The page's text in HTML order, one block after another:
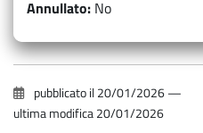
Annullato No
pubblicato il20/01/2026—
ultima modifica20/01/2026